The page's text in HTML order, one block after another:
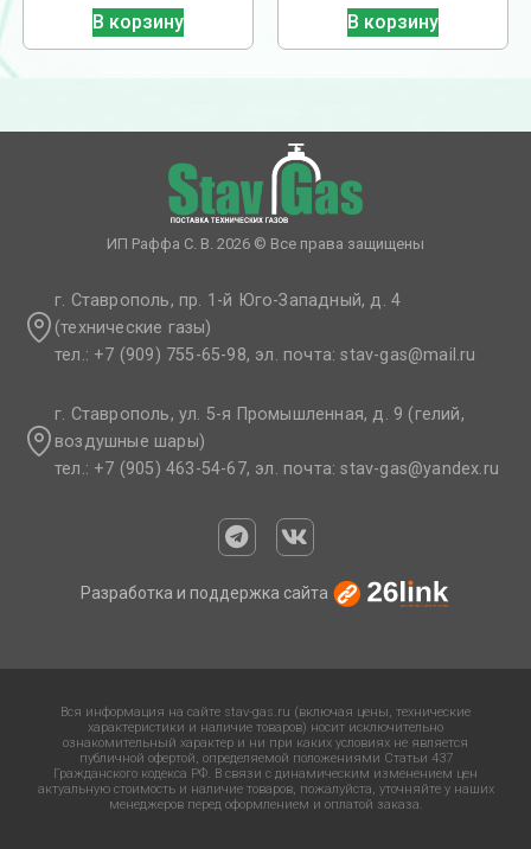
В корзину В корзину
ИП Раффа С. В. 2026 © Все права защищены
г. Ставрополь, пр. 1-й Юго-Западный, д. 4
(технические газы)
тел.: +7 (909) 755-65-98, эл. почта: stav-gas@mail.ru​
г. Ставрополь, ул. 5-я Промышленная, д. 9 (гелий,
воздушные шары)
тел.: +7 (905) 463-54-67, эл. почта: stav-gas@yandex.ru​
Разработка и поддержка сайта
Вся информация на сайте stav-gas.ru (включая цены, технические
характеристики и наличие товаров) носит исключительно
ознакомительный характер и ни при каких условиях не является
публичной офертой, определяемой положениями Статьи 437
Гражданского кодекса РФ. В связи с динамическим изменением цен
актуальную стоимость и наличие товаров, пожалуйста, уточняйте у наших
менеджеров перед оформлением и оплатой заказа.